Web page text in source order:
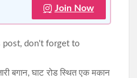
Join Now
post, don't forget to
बगान, घाट रोड स्थित एक मकान